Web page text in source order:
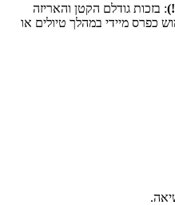
: בזכות גודלם הקטן והאריזה
כפרס מיידי במהלך טיולים או